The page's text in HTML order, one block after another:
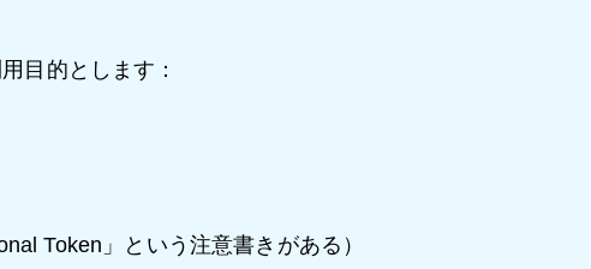
目的とします：
Token」という注意書きがある）